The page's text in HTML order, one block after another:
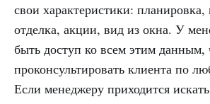
свои характеристики:
отделка, акции, вид из окна. У
быть доступ ко всем этим данным,
проконсультировать клиента по
Если менеджеру приходится